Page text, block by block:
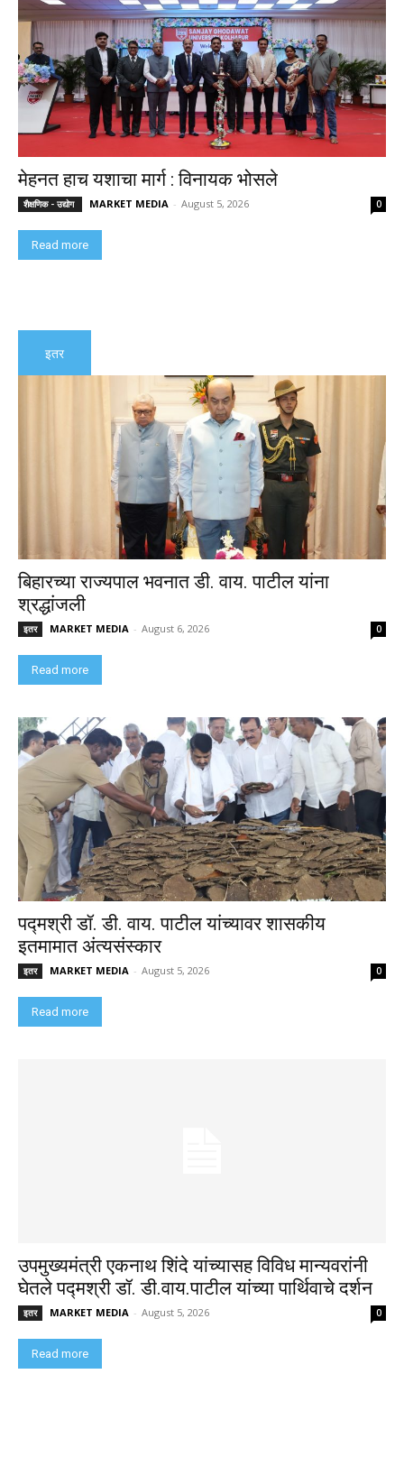
मेहनत हाच यशाचा मार्ग : विनायक भोसले
शैक्षणिक - उद्योग MARKET MEDIA - August 5, 2026 0
Read more
इतर
बिहारच्या राज्यपाल भवनात डी. वाय. पाटील यांना
श्रद्धांजली
इतर MARKET MEDIA - August 6, 2026 0
Read more
पद्मश्री डॉ. डी. वाय. पाटील यांच्यावर शासकीय
इतमामात अंत्यसंस्कार
इतर MARKET MEDIA - August 5, 2026 0
Read more
उपमुख्यमंत्री एकनाथ शिंदे यांच्यासह विविध मान्यवरांनी
घेतले पद्मश्री डॉ. डी.वाय.पाटील यांच्या पार्थिवाचे दर्शन
इतर MARKET MEDIA - August 5, 2026 0
Read more